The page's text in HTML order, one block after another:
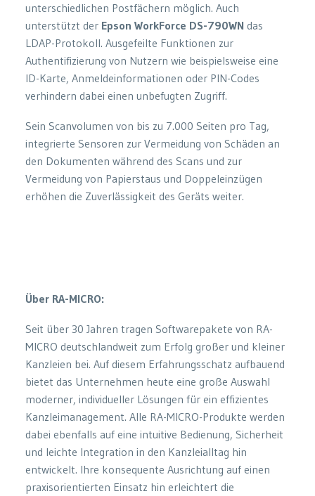
unterschiedlichen Postfächern möglich. Auch
unterstützt der Epson WorkForce DS-790WN das
LDAP-Protokoll. Ausgefeilte Funktionen zur
Authentifizierung von Nutzern wie beispielsweise eine
ID-Karte, Anmeldeinformationen oder PIN-Codes
verhindern dabei einen unbefugten Zugriff.
Sein Scanvolumen von bis zu 7.000 Seiten pro Tag,
integrierte Sensoren zur Vermeidung von Schäden an
den Dokumenten während des Scans und zur
Vermeidung von Papierstaus und Doppeleinzügen
erhöhen die Zuverlässigkeit des Geräts weiter.
Über RA-MICRO:
Seit über 30 Jahren tragen Softwarepakete von RA-
MICRO deutschlandweit zum Erfolg großer und kleiner
Kanzleien bei. Auf diesem Erfahrungsschatz aufbauend
bietet das Unternehmen heute eine große Auswahl
moderner, individueller Lösungen für ein effizientes
Kanzleimanagement. Alle RA-MICRO-Produkte werden
dabei ebenfalls auf eine intuitive Bedienung, Sicherheit
und leichte Integration in den Kanzleialltag hin
entwickelt. Ihre konsequente Ausrichtung auf einen
praxisorientierten Einsatz hin erleichtert die